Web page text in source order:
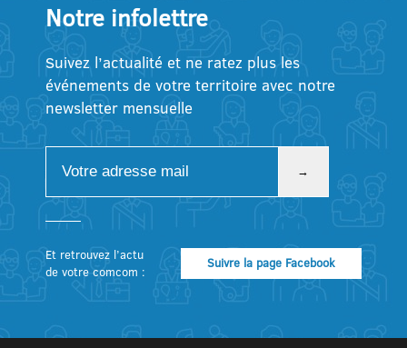
Notre infolettre
Suivez l’actualité et ne ratez plus les
événements de votre territoire avec notre
newsletter mensuelle
Et retrouvez l’actu
de votre comcom :
Suivre la page Facebook